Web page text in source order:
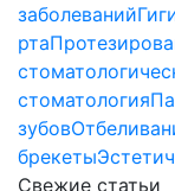
заболеваний
рта
стоматология
зубов
брекеты
Свежие статьи